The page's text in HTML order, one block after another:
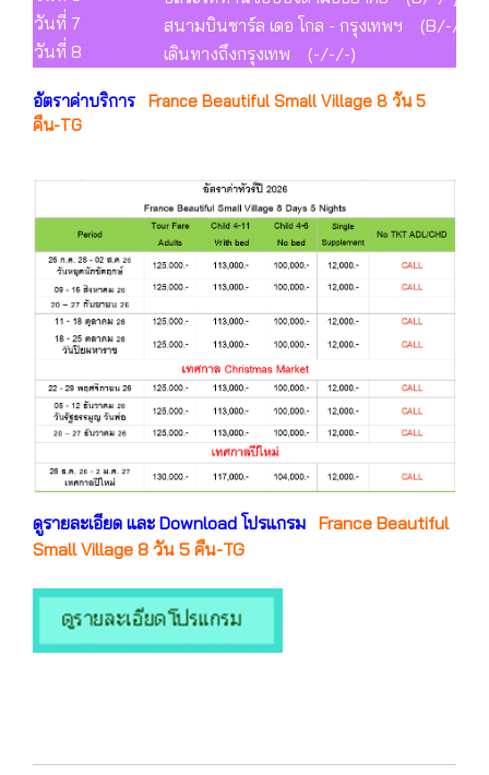
วันที่ 7
สนามบินชาร์ล เดอ โกล - กรุงเทพฯ (B/-/-)
วันที่ 8
เดินทางถึงกรุงเทพ (-/-/-)
อัตราค่าบริการ
France Beautiful Small Village 8 วัน 5
คืน-TG
ดูรายละเอียด และ Download โปรแกรม France Beautiful
Small Village 8 วัน 5 คืน-TG